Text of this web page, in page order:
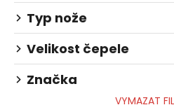
Typ nože
Velikost čepele
Značka
VYMAZAT